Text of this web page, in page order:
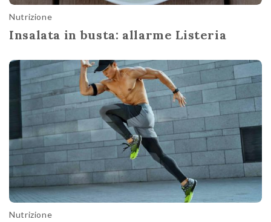
Nutrizione
Insalata in busta: allarme Listeria
Nutrizione